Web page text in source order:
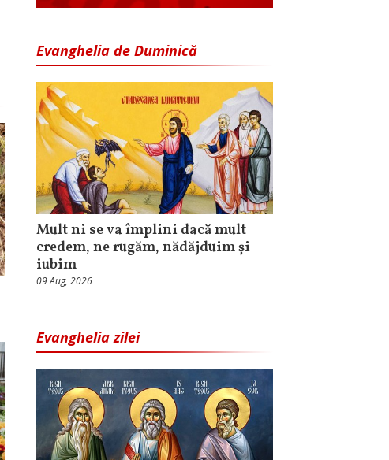
Evanghelia de Duminică
Mult ni se va împlini dacă mult
credem, ne rugăm, nădăjduim și
iubim
09 Aug, 2026
Evanghelia zilei